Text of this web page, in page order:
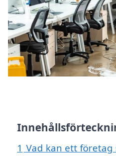
1 Vad kan ett